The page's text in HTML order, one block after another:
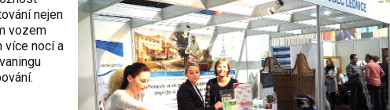
nejen
vozem
více nocí a